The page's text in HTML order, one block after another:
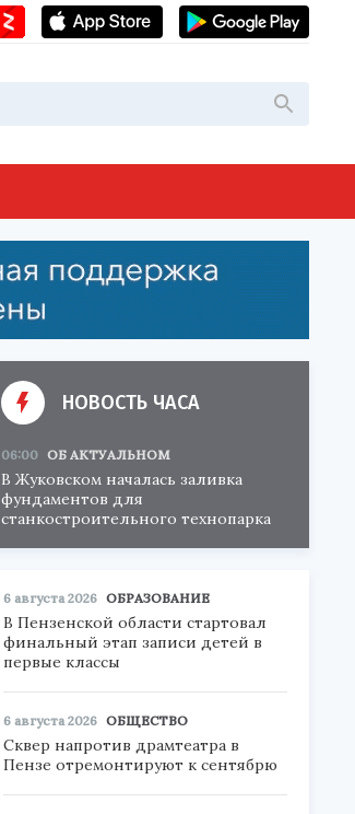
НОВОСТЬ ЧАСА
06:00 ОБ АКТУАЛЬНОМ
В Жуковском началась заливка
фундаментов для
станкостроительного технопарка
6 августа 2026 ОБРАЗОВАНИЕ
В Пензенской области стартовал
финальный этап записи детей в
первые классы
6 августа 2026 ОБЩЕСТВО
Сквер напротив драмтеатра в
Пензе отремонтируют к сентябрю